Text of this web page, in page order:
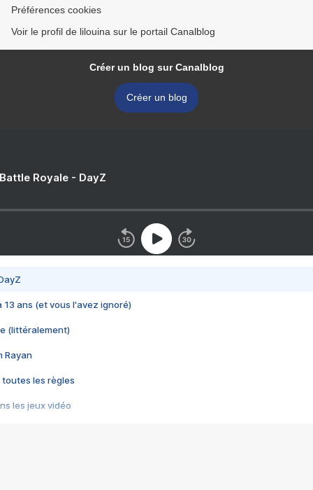
Préférences cookies
Voir le profil de lilouina sur le portail Canalblog
Créer un blog sur Canalblog
Créer un blog
Royale - DayZ
13 ans (et vous l'avez ignoré)
(littéralement)
Rayan
toutes les règles
les jeux vidéo